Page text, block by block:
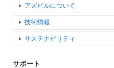
アズビルについて
技術情報
サステナビリティ
サポート